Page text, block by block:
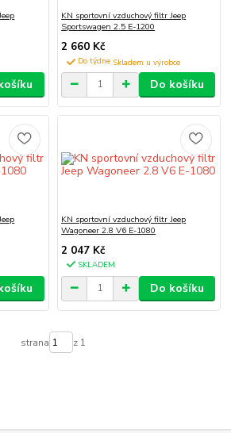
KN sportovní vzduchový filtr Jeep
Sportswagen 2.5 E-1200
2 660 Kč
Do týdne
Do košíku
KN sportovní vzduchový filtr Jeep
Wagoneer 2.8 V6 E-1080
2 047 Kč
SKLADEM
Do košíku
strana z 1